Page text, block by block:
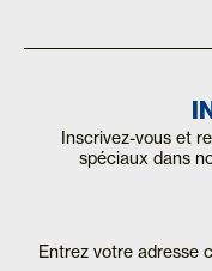
Inscrivez-vous et
spéciaux dans
Mailchimp
are
human,